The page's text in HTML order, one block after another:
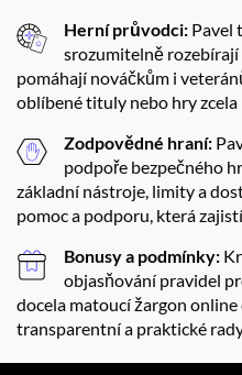
Herní průvodci: Pavel
srozumitelně
pomáhají nováčkům i
oblíbené tituly nebo hry zcela
Zodpovědné hraní:
podpoře bezpečného
základní nástroje, limity a
pomoc a podporu, která
Bonusy a podmínky:
objasňování pravidel
docela matoucí žargon online
transparentní a praktické